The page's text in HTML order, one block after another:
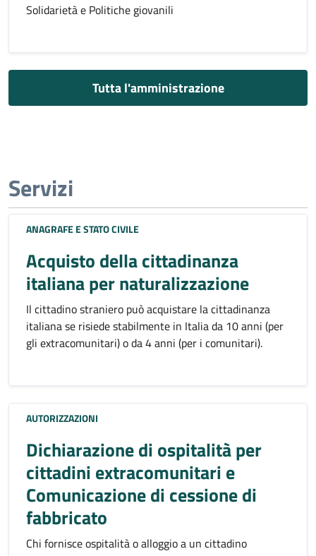
Solidarietà e Politiche giovanili
Tutta l'amministrazione
Servizi
ANAGRAFE E STATO CIVILE
Acquisto della cittadinanza
italiana per naturalizzazione
Il cittadino straniero può acquistare la cittadinanza
italiana se risiede stabilmente in Italia da 10 anni (per
gli extracomunitari) o da 4 anni (per i comunitari).
AUTORIZZAZIONI
Dichiarazione di ospitalità per
cittadini extracomunitari e
Comunicazione di cessione di
fabbricato
Chi fornisce ospitalità o alloggio a un cittadino